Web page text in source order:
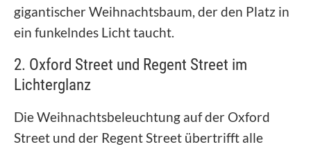
gigantischer Weihnachtsbaum, der den Platz in
ein funkelndes Licht taucht.
2. Oxford Street und Regent Street im
Lichterglanz
Die Weihnachtsbeleuchtung auf der Oxford
Street und der Regent Street übertrifft alle